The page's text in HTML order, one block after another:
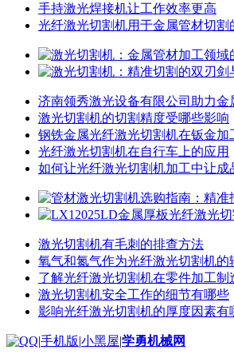
手持激光焊接机让工作效率更高
光纤激光切割机用于金属管材切割
济南领秀激光设备有限公司助力金
激光切割机的切割精度受哪些影响
钢铁金属光纤激光切割机在钣金
光纤激光切割机在自行车上的应用
如何让光纤激光切割机加工中让成
激光切割机有毛刺的排查方法
氧气和氮气作为光纤激光切割机的
了解光纤激光切割机在零件加工制
激光切割机安全工作的细节有哪些
影响光纤激光切割机的厚度因素有
|手机版|小黑屋|学勇机械网